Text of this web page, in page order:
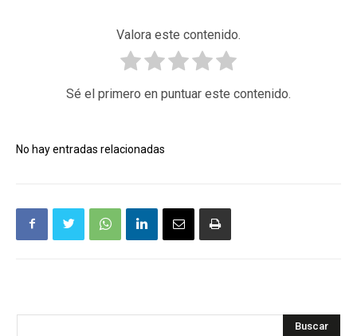
Valora este contenido.
Sé el primero en puntuar este contenido.
No hay entradas relacionadas
Buscar